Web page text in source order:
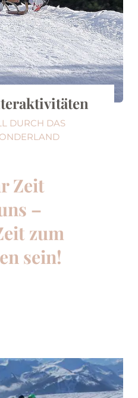
DURCH DAS
Zeit
–
zum
sein!